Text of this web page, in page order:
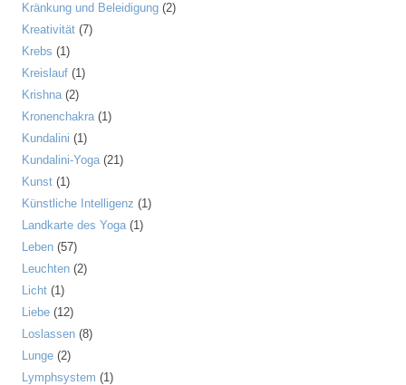
Kränkung und Beleidigung (2)
Kreativität (7)
Krebs (1)
Kreislauf (1)
Krishna(2)
Kronenchakra(1)
Kundalini (1)
Kundalini-Yoga(21)
Kunst (1)
Künstliche Intelligenz (1)
Landkarte des Yoga(1)
Leben (57)
Leuchten (2)
Licht (1)
Liebe (12)
Loslassen (8)
Lunge (2)
Lymphsystem (1)